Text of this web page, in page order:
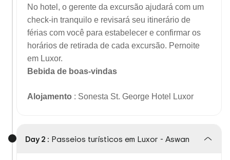
No hotel, o gerente da excursão ajudará com um
check-in tranquilo e revisará seu itinerário de
férias com você para estabelecer e confirmar os
horários de retirada de cada excursão. Pernoite
em Luxor.
Bebida de boas-vindas
Alojamento : Sonesta St. George Hotel Luxor
Day 2 : Passeios turísticos em Luxor - Aswan